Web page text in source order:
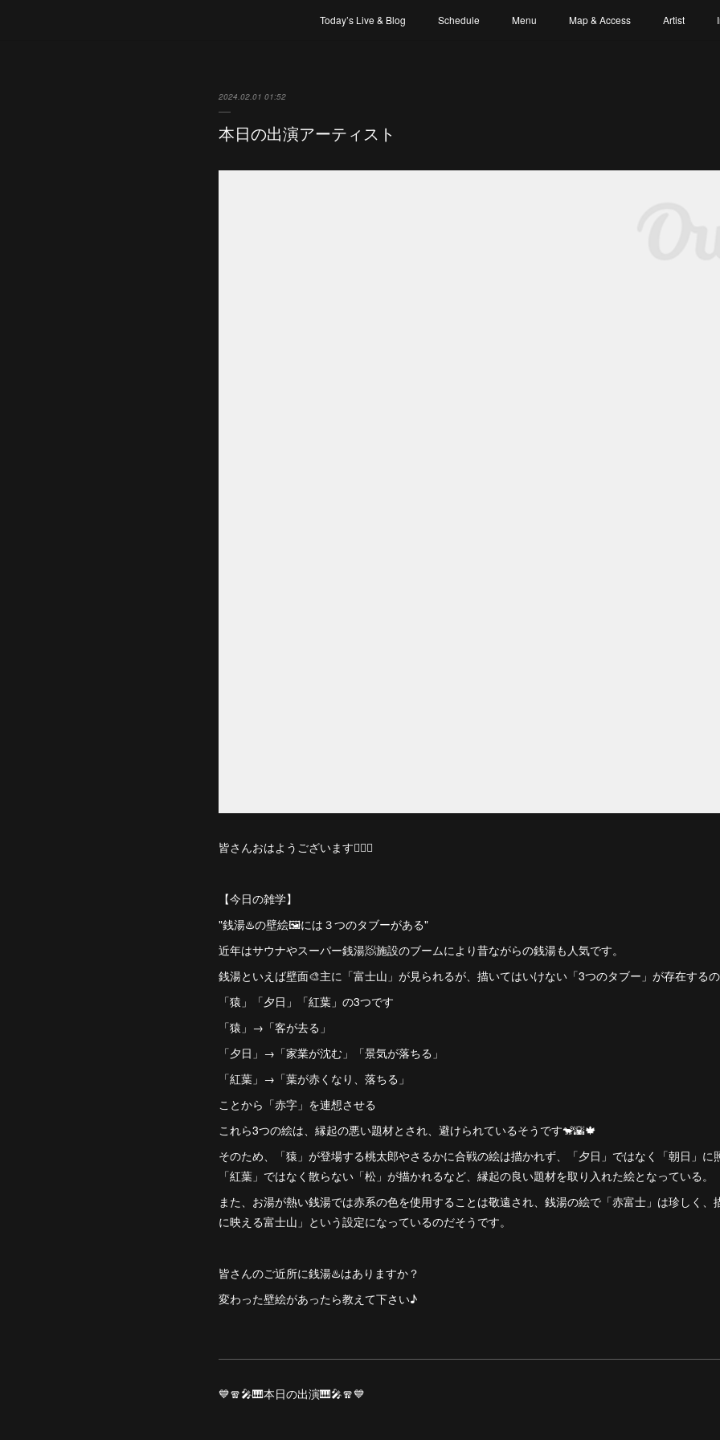
Today’s Live & Blog Schedule Menu Map & Access Artist
2024.02.01 01:52
本日の出演アーティスト
皆さんおはようございます🙋🏻‍♀️
【今日の雑学】
"銭湯♨️の壁絵🖼️には３つのタブーがある"
近年はサウナやスーパー銭湯🧖施設のブームにより昔ながらの銭湯も人気です。
銭湯といえば壁面🎨主に「富士山」が見られるが、描いてはいけない「3つのタブー」が存在する
「猿」「夕日」「紅葉」の3つです
「猿」→「客が去る」
「夕日」→「家業が沈む」「景気が落ちる」
「紅葉」→「葉が赤くなり、落ちる」
ことから「赤字」を連想させる
これら3つの絵は、縁起の悪い題材とされ、避けられているそうです🐒🌇🍁
そのため、「猿」が登場する桃太郎やさるかに合戦の絵は描かれず、「夕日」ではなく「朝日」に
「紅葉」ではなく散らない「松」が描かれるなど、縁起の良い題材を取り入れた絵となっている。
また、お湯が熱い銭湯では赤系の色を使用することは敬遠され、銭湯の絵で「赤富士」は珍しく、
に映える富士山」という設定になっているのだそうです。
皆さんのご近所に銭湯♨️はありますか？
変わった壁絵があったら教えて下さい♪
💙🧣🎤🎹本日の出演🎹🎤🧣💙